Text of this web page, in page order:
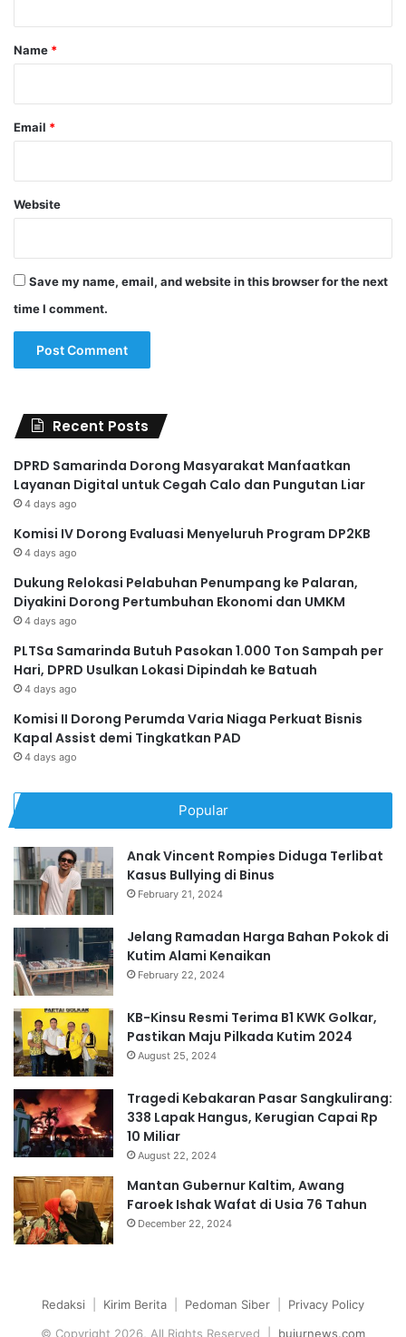
*
Name *
Email *
Website
Save my name, email, and website in this browser for the next
time I comment.
Recent Posts
DPRD Samarinda Dorong Masyarakat Manfaatkan
Layanan Digital untuk Cegah Calo dan Pungutan Liar
4 days ago
Komisi IV Dorong Evaluasi Menyeluruh Program DP2KB
4 days ago
Dukung Relokasi Pelabuhan Penumpang ke Palaran,
Diyakini Dorong Pertumbuhan Ekonomi dan UMKM
4 days ago
PLTSa Samarinda Butuh Pasokan 1.000 Ton Sampah per
Hari, DPRD Usulkan Lokasi Dipindah ke Batuah
4 days ago
Komisi II Dorong Perumda Varia Niaga Perkuat Bisnis
Kapal Assist demi Tingkatkan PAD
4 days ago
Popular
Anak Vincent Rompies Diduga Terlibat
Kasus Bullying di Binus
February 21, 2024
Jelang Ramadan Harga Bahan Pokok di
Kutim Alami Kenaikan
February 22, 2024
KB-Kinsu Resmi Terima B1 KWK Golkar,
Pastikan Maju Pilkada Kutim 2024
August 25, 2024
Tragedi Kebakaran Pasar Sangkulirang:
338 Lapak Hangus, Kerugian Capai Rp
10 Miliar
August 22, 2024
Mantan Gubernur Kaltim, Awang
Faroek Ishak Wafat di Usia 76 Tahun
December 22, 2024
Redaksi Kirim Berita Pedoman Siber
Privacy Policy
© Copyright 2026, All Rights Reserved | bujurnews.com